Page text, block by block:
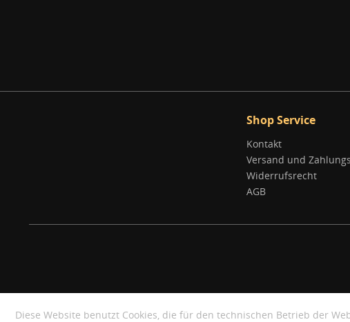
Shop Service
Kontakt
Versand und
Widerrufsrecht
AGB
Diese Website benutzt Cookies, die für den technischen Betrieb der